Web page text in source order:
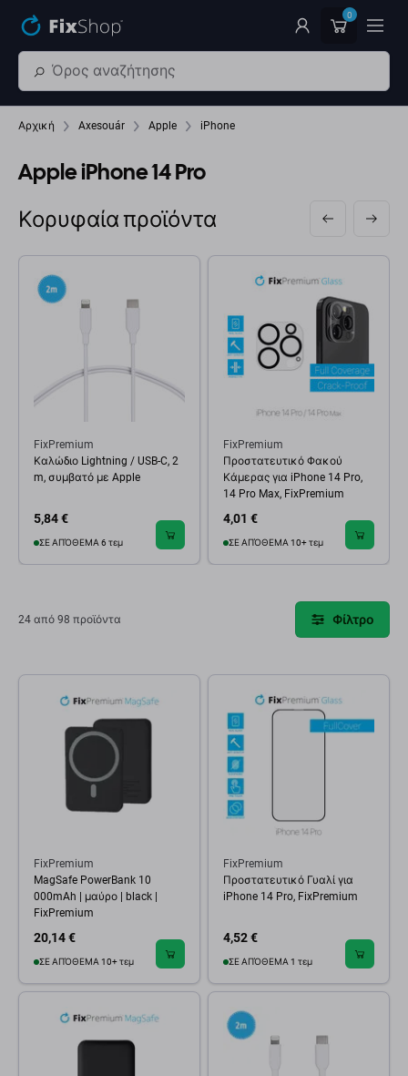
0
Αρχική Axesouár Apple iPhone
Apple iPhone 14 Pro
Κορυφαία προϊόντα
FixPremium
Καλώδιο Lightning / USB-C, 2
m, συμβατό με Apple
5,84 €
ΣΕ ΑΠΌΘΕΜΑ 6 τεμ
FixPremium
Προστατευτικό Φακού
Κάμερας για iPhone 14 Pro,
14 Pro Max, FixPremium
4,01 €
ΣΕ ΑΠΌΘΕΜΑ 10+ τεμ
24 από 98 προϊόντα Φίλτρο
FixPremium
MagSafe PowerBank 10
000mAh | μαύρο | black |
FixPremium
20,14 €
ΣΕ ΑΠΌΘΕΜΑ 10+ τεμ
FixPremium
Προστατευτικό Γυαλί για
iPhone 14 Pro, FixPremium
4,52 €
ΣΕ ΑΠΌΘΕΜΑ 1 τεμ